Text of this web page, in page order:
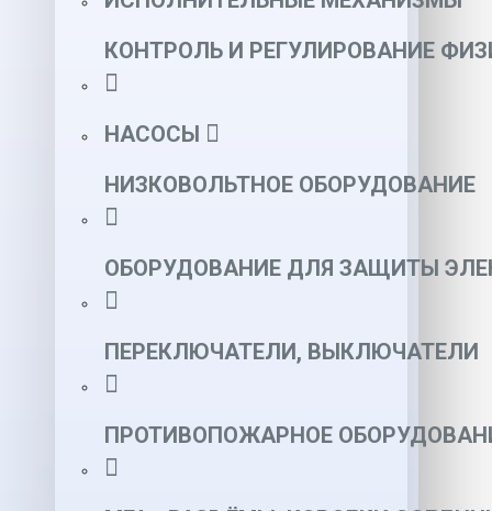
КОНТРОЛЬ И РЕГУЛИРОВАНИЕ
НАСОСЫ
НИЗКОВОЛЬТНОЕ ОБОРУДОВАНИЕ
ОБОРУДОВАНИЕ ДЛЯ ЗАЩИТЫ
ПЕРЕКЛЮЧАТЕЛИ, ВЫКЛЮЧАТЕЛИ
ПРОТИВОПОЖАРНОЕ